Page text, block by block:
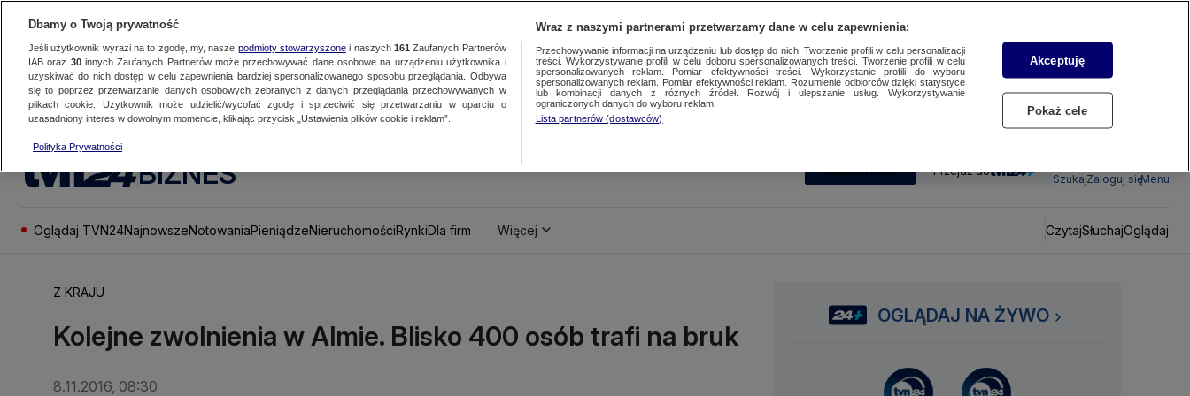
BIZNES SUBSKRYBUJ Przejdź do
SzukajZaloguj sięMenu
Oglądaj TVN24NajnowszeNotowaniaPieniądzeNieruchomościRynkiDla firm Więcej CzytajSłuchajOglądaj
Z KRAJU
Kolejne zwolnienia w Almie. Blisko 400 osób trafi na bruk
8.11.2016, 08:30
OGLĄDAJ NA ŻYWO
Dbamy o Twoją prywatność
Jeśli użytkownik wyrazi na to zgodę, my, nasze podmioty stowarzyszonei naszych 161 Zaufanych Partnerów
IAB oraz 30innych Zaufanych Partnerów może przechowywać dane osobowe na urządzeniu użytkownika i
uzyskiwać do nich dostęp w celu zapewnienia bardziej spersonalizowanego sposobu przeglądania. Odbywa
się to poprzez przetwarzanie danych osobowych zebranych z danych przeglądania przechowywanych w
plikach cookie. Użytkownik może udzielić/wycofać zgodę i sprzeciwić się przetwarzaniu w oparciu o
uzasadniony interes w dowolnym momencie, klikając przycisk „Ustawienia plików cookie i reklam”.
Polityka Prywatności
Wraz z naszymi partnerami przetwarzamy dane w celu zapewnienia:
Przechowywanie informacji na urządzeniu lub dostęp do nich. Tworzenie profili w celu personalizacji
treści. Wykorzystywanie profili w celu doboru spersonalizowanych treści. Tworzenie profili w celu
spersonalizowanych reklam. Pomiar efektywności treści. Wykorzystanie profili do wyboru
spersonalizowanych reklam. Pomiar efektywności reklam. Rozumienie odbiorców dzięki statystyce
lub kombinacji danych z różnych źródeł. Rozwój i ulepszanie usług. Wykorzystywanie
ograniczonych danych do wyboru reklam.
Lista partnerów (dostawców)
Akceptuję
Pokaż cele